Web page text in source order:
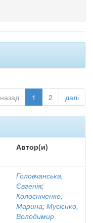
назад 1 2 далі
Автор(и)
Головчанська,
Євгенія;
Колосніченко,
Марина; Мусієнко,
Володимир